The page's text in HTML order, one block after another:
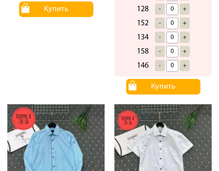
Купить 128 - +
152 - +
134 - +
158 - +
146 - +
Купить